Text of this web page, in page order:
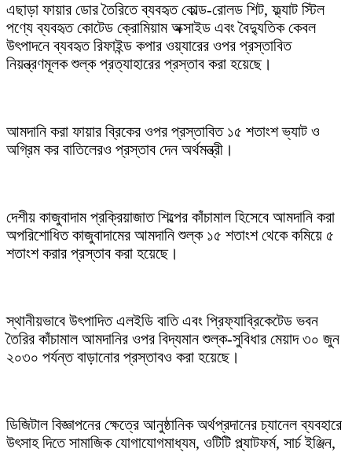
এছাড়া ফায়ার ডোর তৈরিতে ব্যবহৃত কোল্ড-রোলড শিট, ফ্ল্যাট স্টিল
পণ্যে ব্যবহৃত কোটেড ক্রোমিয়াম অক্সাইড এবং বৈদ্যুতিক কেবল
উৎপাদনে ব্যবহৃত রিফাইন্ড কপার ওয়্যারের ওপর প্রস্তাবিত
নিয়ন্ত্রণমূলক শুল্ক প্রত্যাহারের প্রস্তাব করা হয়েছে।
আমদানি করা ফায়ার ব্রিকের ওপর প্রস্তাবিত ১৫ শতাংশ ভ্যাট ও
অগ্রিম কর বাতিলেরও প্রস্তাব দেন অর্থমন্ত্রী।
দেশীয় কাজুবাদাম প্রক্রিয়াজাত শিল্পের কাঁচামাল হিসেবে আমদানি করা
অপরিশোধিত কাজুবাদামের আমদানি শুল্ক ১৫ শতাংশ থেকে কমিয়ে ৫
শতাংশ করার প্রস্তাব করা হয়েছে।
স্থানীয়ভাবে উৎপাদিত এলইডি বাতি এবং প্রিফ্যাব্রিকেটেড ভবন
তৈরির কাঁচামাল আমদানির ওপর বিদ্যমান শুল্ক-সুবিধার মেয়াদ ৩০ জুন
২০৩০ পর্যন্ত বাড়ানোর প্রস্তাবও করা হয়েছে।
ডিজিটাল বিজ্ঞাপনের ক্ষেত্রে আনুষ্ঠানিক অর্থপ্রদানের চ্যানেল ব্যবহারে
উৎসাহ দিতে সামাজিক যোগাযোগমাধ্যম, ওটিটি প্ল্যাটফর্ম, সার্চ ইঞ্জিন,